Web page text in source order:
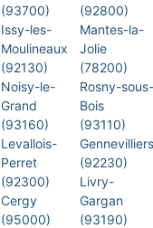
(93700)
Issy-les-
Moulineaux
(92130)
Noisy-le-
Grand
(93160)
Levallois-
Perret
(92300)
Cergy
(95000)
(92800)
Mantes-la-
Jolie
(78200)
Rosny-sous-
Bois
(93110)
Gennevilliers
(92230)
Livry-
Gargan
(93190)